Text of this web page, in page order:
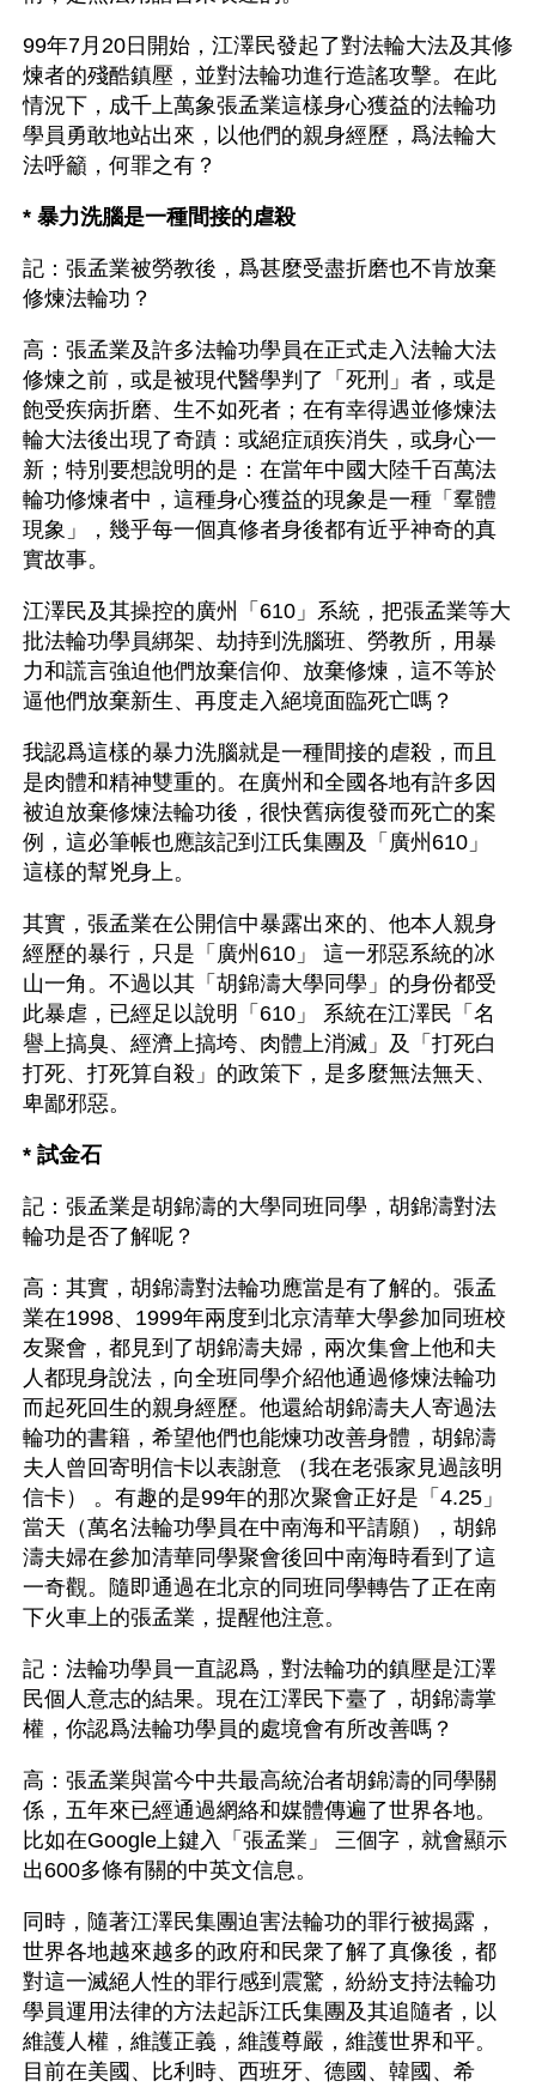
99年7月20日開始，江澤民發起了對法輪大法及其修
煉者的殘酷鎮壓，並對法輪功進行造謠攻擊。在此
情況下，成千上萬象張孟業這樣身心獲益的法輪功
學員勇敢地站出來，以他們的親身經歷，爲法輪大
法呼籲，何罪之有？
* 暴力洗腦是一種間接的虐殺
記：張孟業被勞教後，爲甚麼受盡折磨也不肯放棄
修煉法輪功？
高：張孟業及許多法輪功學員在正式走入法輪大法
修煉之前，或是被現代醫學判了「死刑」者，或是
飽受疾病折磨、生不如死者；在有幸得遇並修煉法
輪大法後出現了奇蹟：或絕症頑疾消失，或身心一
新；特別要想說明的是：在當年中國大陸千百萬法
輪功修煉者中，這種身心獲益的現象是一種「羣體
現象」，幾乎每一個真修者身後都有近乎神奇的真
實故事。
江澤民及其操控的廣州「610」系統，把張孟業等大
批法輪功學員綁架、劫持到洗腦班、勞教所，用暴
力和謊言強迫他們放棄信仰、放棄修煉，這不等於
逼他們放棄新生、再度走入絕境面臨死亡嗎？
我認爲這樣的暴力洗腦就是一種間接的虐殺，而且
是肉體和精神雙重的。在廣州和全國各地有許多因
被迫放棄修煉法輪功後，很快舊病復發而死亡的案
例，這必筆帳也應該記到江氏集團及「廣州610」
這樣的幫兇身上。
其實，張孟業在公開信中暴露出來的、他本人親身
經歷的暴行，只是「廣州610」 這一邪惡系統的冰
山一角。不過以其「胡錦濤大學同學」的身份都受
此暴虐，已經足以說明「610」 系統在江澤民「名
譽上搞臭、經濟上搞垮、肉體上消滅」及「打死白
打死、打死算自殺」的政策下，是多麼無法無天、
卑鄙邪惡。
* 試金石
記：張孟業是胡錦濤的大學同班同學，胡錦濤對法
輪功是否了解呢？
高：其實，胡錦濤對法輪功應當是有了解的。張孟
業在1998、1999年兩度到北京清華大學參加同班校
友聚會，都見到了胡錦濤夫婦，兩次集會上他和夫
人都現身說法，向全班同學介紹他通過修煉法輪功
而起死回生的親身經歷。他還給胡錦濤夫人寄過法
輪功的書籍，希望他們也能煉功改善身體，胡錦濤
夫人曾回寄明信卡以表謝意 （我在老張家見過該明
信卡） 。有趣的是99年的那次聚會正好是「4.25」
當天（萬名法輪功學員在中南海和平請願），胡錦
濤夫婦在參加清華同學聚會後回中南海時看到了這
一奇觀。隨即通過在北京的同班同學轉告了正在南
下火車上的張孟業，提醒他注意。
記：法輪功學員一直認爲，對法輪功的鎮壓是江澤
民個人意志的結果。現在江澤民下臺了，胡錦濤掌
權，你認爲法輪功學員的處境會有所改善嗎？
高：張孟業與當今中共最高統治者胡錦濤的同學關
係，五年來已經通過網絡和媒體傳遍了世界各地。
比如在Google上鍵入「張孟業」 三個字，就會顯示
出600多條有關的中英文信息。
同時，隨著江澤民集團迫害法輪功的罪行被揭露，
世界各地越來越多的政府和民衆了解了真像後，都
對這一滅絕人性的罪行感到震驚，紛紛支持法輪功
學員運用法律的方法起訴江氏集團及其追隨者，以
維護人權，維護正義，維護尊嚴，維護世界和平。
目前在美國、比利時、西班牙、德國、韓國、希